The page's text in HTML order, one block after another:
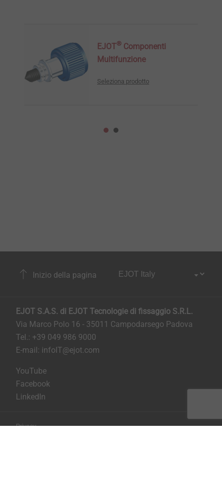
EJOT®Componenti
Multifunzione
Seleziona prodotto
Inizio della pagina
EJOT S.A.S. di EJOT Tecnologie di fissaggio S.R.L.
Via Marco Polo 16 - 35011 Campodarsego Padova
Tel.: +39 049 986 9000
E-mail: infoIT@ejot.com
YouTube
Facebook
LinkedIn
Privacy